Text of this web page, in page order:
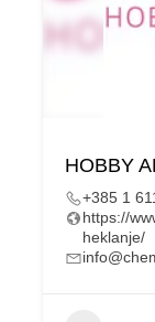
HOBBY
+385 1
https://
heklanje/